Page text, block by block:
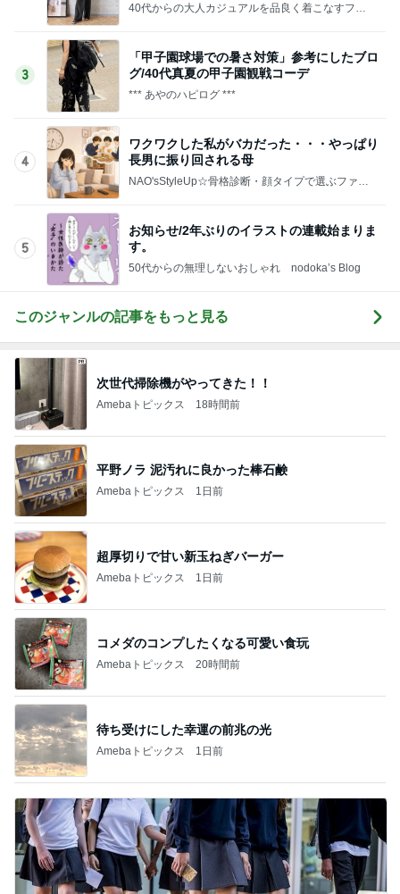
40代からの大人カジュアルを品良く着こなすファ
3
「甲子園球場での暑さ対策」参考にしたブロ
グ/40代真夏の甲子園観戦コーデ
*** あやのハピログ ***
4
ワクワクした私がバカだった・・・やっぱり
長男に振り回される母
NAO'sStyleUp☆骨格診断・顔タイプで選ぶファッ
5
お知らせ/2年ぶりのイラストの連載始まりま
す。
50代からの無理しないおしゃれ nodoka’s Blog
このジャンルの記事をもっと見る
次世代掃除機がやってきた！！
Amebaトピックス 18時間前
平野ノラ 泥汚れに良かった棒石鹸
Amebaトピックス 1日前
超厚切りで甘い新玉ねぎバーガー
Amebaトピックス 1日前
コメダのコンプしたくなる可愛い食玩
Amebaトピックス 20時間前
待ち受けにした幸運の前兆の光
Amebaトピックス 1日前